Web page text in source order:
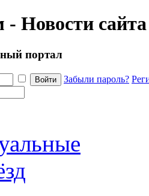
Новости сайта
портал
Забыли пароль?